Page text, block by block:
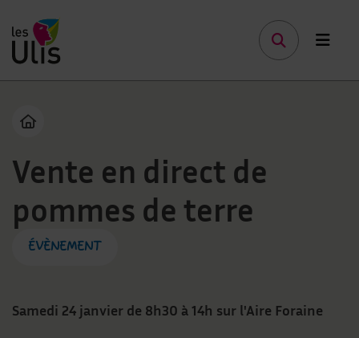
Page d'accueil des Ulis Terre de talents
Vous êtes ici :
Page d'accueil du site
Vente en direct de
pommes de terre
ÉVÈNEMENT
Samedi 24 janvier de 8h30 à 14h sur l'Aire Foraine